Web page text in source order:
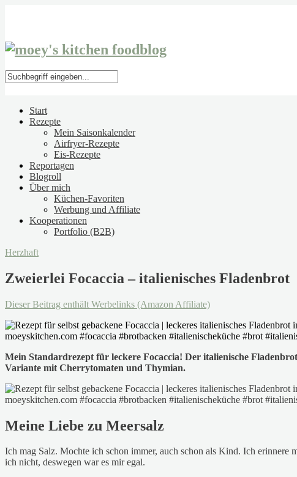
Start
Rezepte
Mein Saisonkalender
Airfryer-Rezepte
Eis-Rezepte
Reportagen
Blogroll
Über mich
Küchen-Favoriten
Werbung und Affiliate
Kooperationen
Portfolio (B2B)
Herzhaft
Zweierlei Focaccia – italienisches Fladenbrot
Dieser Beitrag enthält Werbelinks (Amazon Affiliate)
Mein Standardrezept für leckere Focaccia! Der italienische
Variante mit Cherrytomaten und Thymian.
Meine Liebe zu Meersalz
Ich mag Salz. Mochte ich schon immer, auch schon als Kind. Ich erinnere
ich nicht, deswegen war es mir egal.